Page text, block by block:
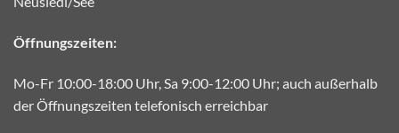
Öffnungszeiten:
Mo-Fr 10:00-18:00 Uhr, Sa 9:00-12:00 Uhr; auch außerhalb
der Öffnungszeiten telefonisch erreichbar